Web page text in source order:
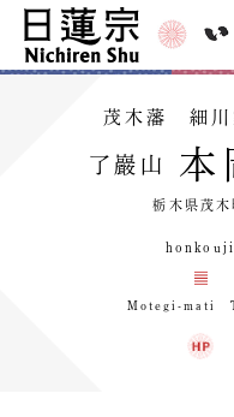
茂木藩 細川
了巖山 本
栃木県茂木
honkouji
Motegi-mati